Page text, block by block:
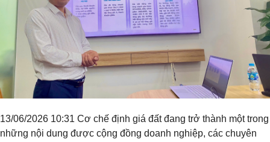
13/06/2026 10:31 Cơ chế định giá đất đang trở thành một trong
những nội dung được cộng đồng doanh nghiệp, các chuyên